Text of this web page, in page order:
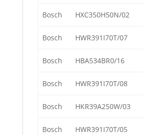
Bosch HXC350H50N/02
Bosch HWR391I70T/07
Bosch HBA534BR0/16
Bosch HWR391I70T/08
Bosch HKR39A250W/03
Bosch HWR391I70T/05